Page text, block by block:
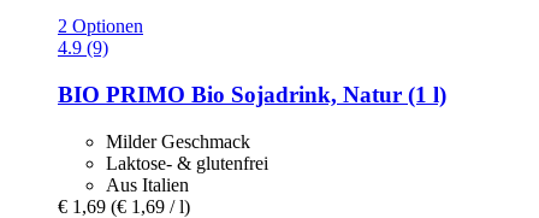
2 Optionen
4.9 (9)
BIO PRIMO Bio Sojadrink, Natur (1 l)
Milder Geschmack
Laktose- & glutenfrei
Aus Italien
€ 1,69 (€ 1,69 / l)